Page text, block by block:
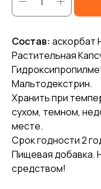
Состав: аскорбат
Растительная
Мальтодекстрин.
Хранить при
сухом, темном,
месте.
Срок годности 2
Пищевая добавка.
средством!